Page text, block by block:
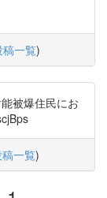
稿一覧)
被爆住民にお
一覧)